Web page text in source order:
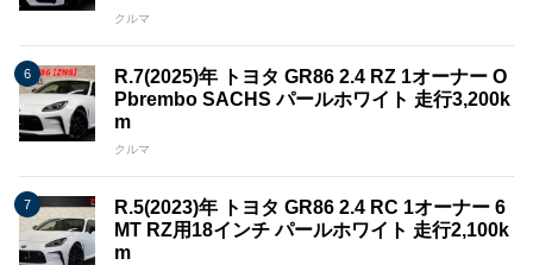
クルマ
R.7(2025)年 トヨタ GR86 2.4 RZ 1オーナー O
Pbrembo SACHS パールホワイト 走行3,200k
m
クルマ
R.5(2023)年 トヨタ GR86 2.4 RC 1オーナー 6
MT RZ用18インチ パールホワイト 走行2,100k
m